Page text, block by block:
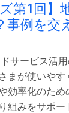
第1回】
事例を交
サービス活
まが使いやす
効率化のため
組みをサポー